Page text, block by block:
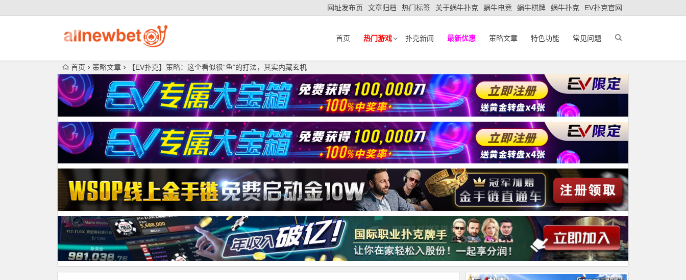
网址发布页 文章归档 热门标签 关于蜗牛扑克 蜗牛电竞 蜗牛棋牌 蜗牛扑克 EV扑克官网
首页 热门游戏 扑克新闻 最新优惠 策略文章 特色功能 常见问题
首页 策略文章 【EV扑克】策略：这个看似很“鱼”的打法，其实内藏玄机